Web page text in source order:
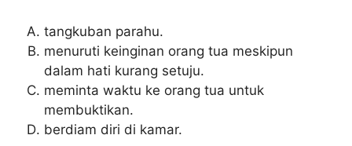
tangkuban parahu.
menuruti keinginan orang tua meskipun
dalam hati kurang setuju.
meminta waktu ke orang tua untuk
membuktikan.
berdiam diri di kamar.